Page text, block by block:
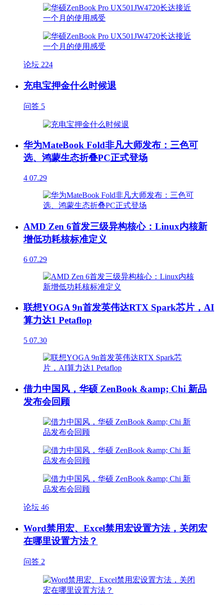
论坛 224
充电宝押金什么时候退
问答 5
华为MateBook Fold非凡大师发布：三色可
选、鸿蒙生态折叠PC正式登场
4 07.29
AMD Zen 6首发三级异构核心：Linux内核新
增低功耗核标准定义
6 07.29
联想YOGA 9n首发英伟达RTX Spark芯片，AI
算力达1 Petaflop
5 07.30
借力中国风，华硕 ZenBook &amp; Chi 新品
发布会回顾
论坛 46
Word禁用宏、Excel禁用宏设置方法，关闭宏
在哪里设置方法？
问答 2